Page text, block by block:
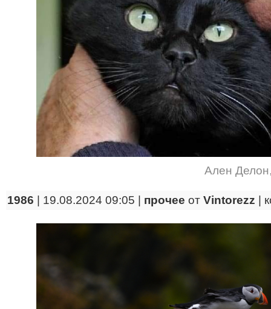
Ален Делон
1986 | 19.08.2024 09:05 | прочее от Vintorezz